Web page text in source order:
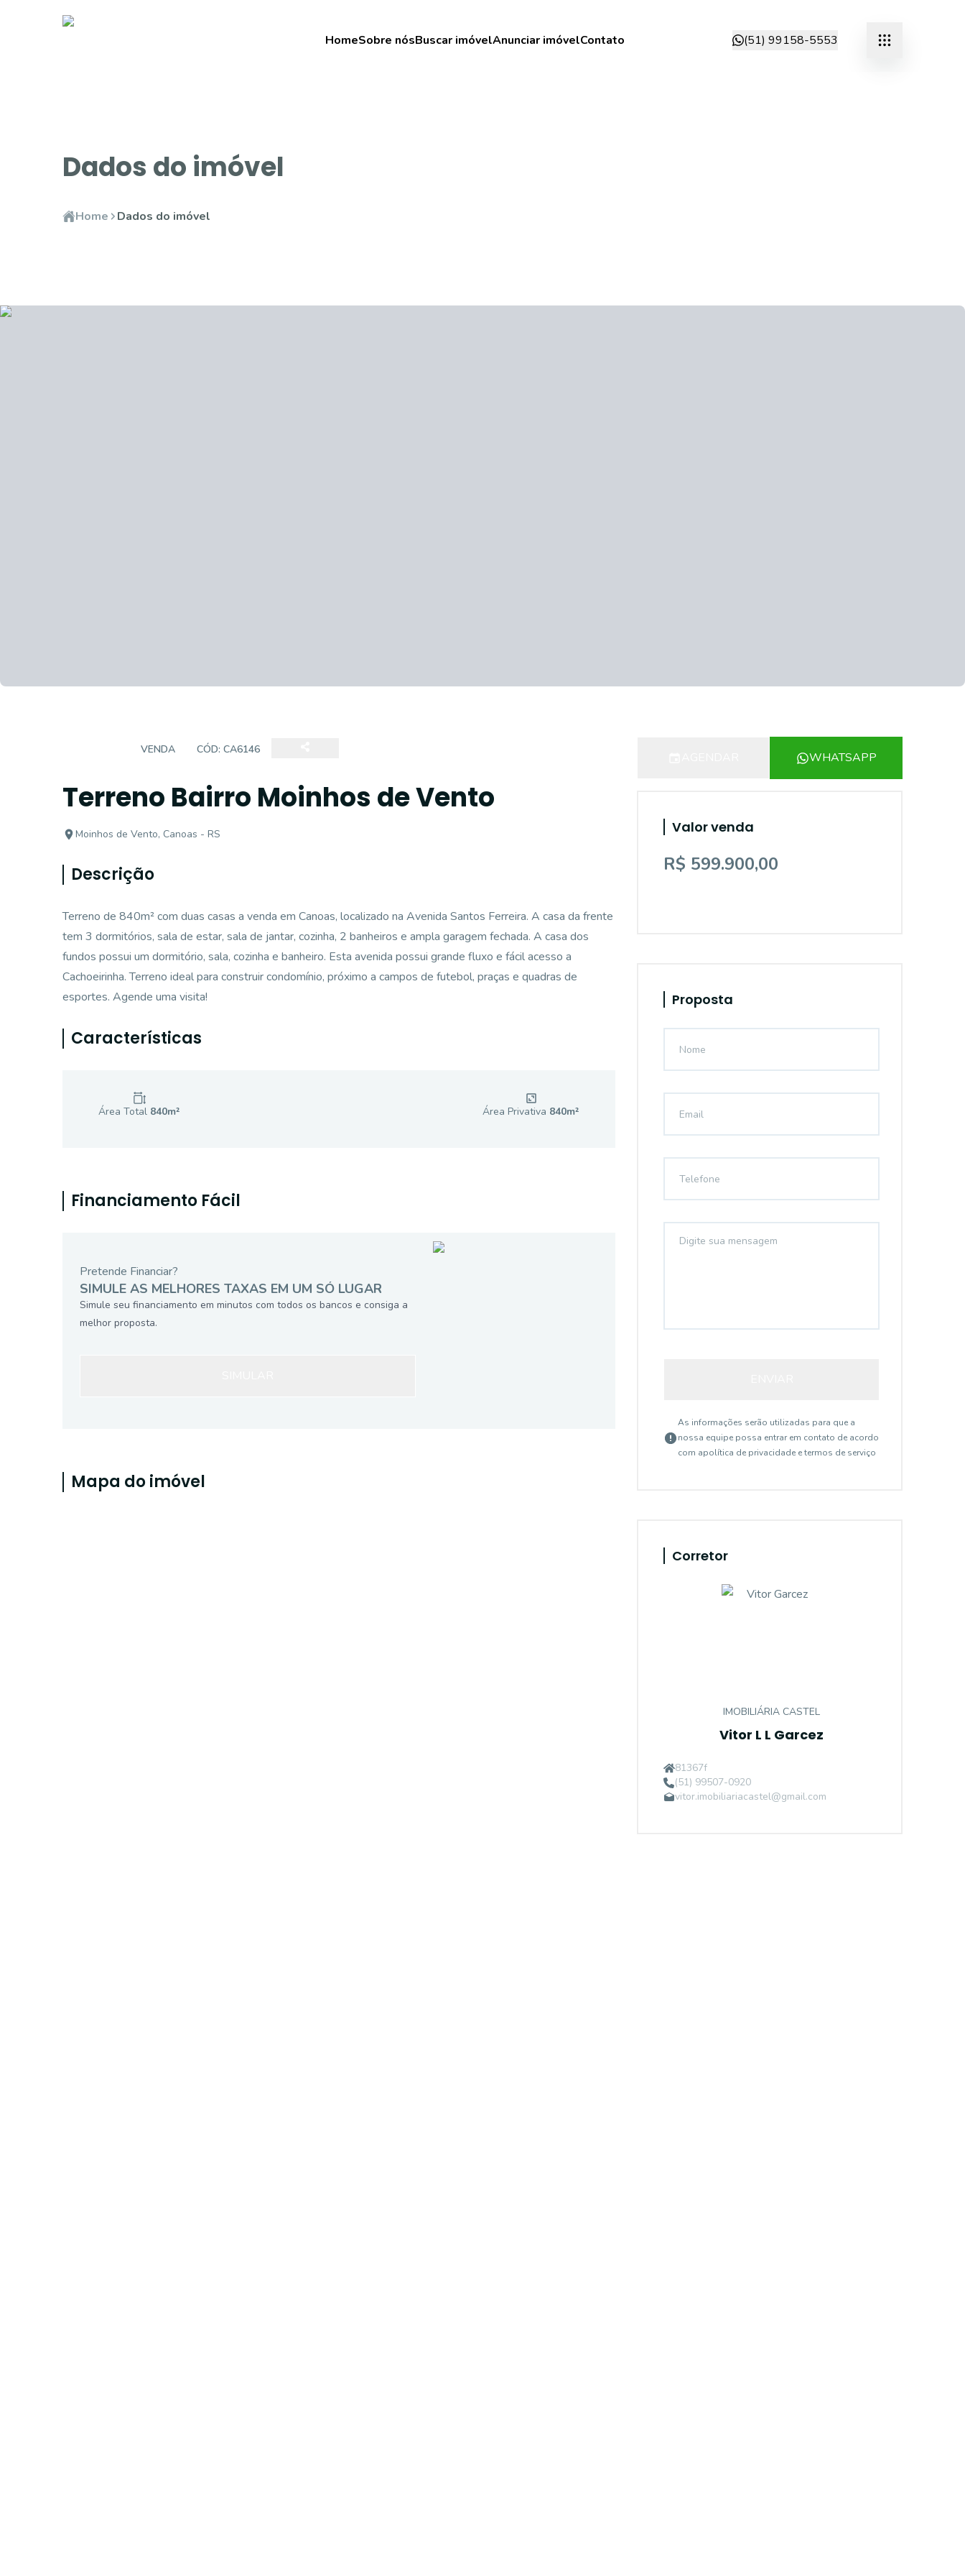
HomeSobre nósBuscar imóvelAnunciar imóvelContato (51) 99158-5553
Dados do imóvel
Home Dados do imóvel
VENDA CÓD: CA6146
Terreno Bairro Moinhos de Vento
Moinhos de Vento, Canoas - RS
Descrição
Terreno de 840m² com duas casas a venda em Canoas, localizado na Avenida Santos Ferreira. A casa da frente
tem 3 dormitórios, sala de estar, sala de jantar, cozinha, 2 banheiros e ampla garagem fechada. A casa dos
fundos possui um dormitório, sala, cozinha e banheiro. Esta avenida possui grande fluxo e fácil acesso a
Cachoeirinha. Terreno ideal para construir condomínio, próximo a campos de futebol, praças e quadras de
esportes. Agende uma visita!
Características
Área Total 840m² Área Privativa 840m²
Financiamento Fácil
Pretende Financiar?
SIMULE AS MELHORES TAXAS EM UM SÓ LUGAR
Simule seu financiamento em minutos com todos os bancos e consiga a
melhor proposta.
Mapa do imóvel
WHATSAPP
Valor venda
R$ 599.900,00
Proposta
As informações serão utilizadas para que a
nossa equipe possa entrar em contato de acordo
com apolítica de privacidade e termos de serviço
Corretor
IMOBILIÁRIA CASTEL
Vitor L L Garcez
81367f
(51) 99507-0920
vitor.imobiliariacastel@gmail.com